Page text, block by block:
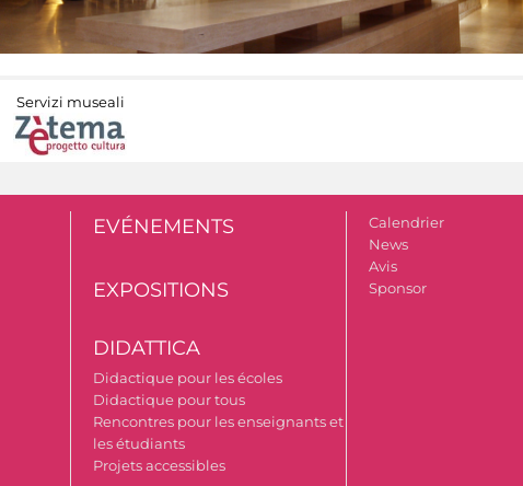
Servizi museali
EVÉNEMENTS
EXPOSITIONS
DIDATTICA
Didactique pour les écoles
Didactique pour tous
Rencontres pour les enseignants et
les étudiants
Projets accessibles
Calendrier
News
Avis
Sponsor